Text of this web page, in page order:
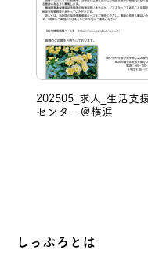
202505_求人_生活支
センター＠横浜
しっぷろとは